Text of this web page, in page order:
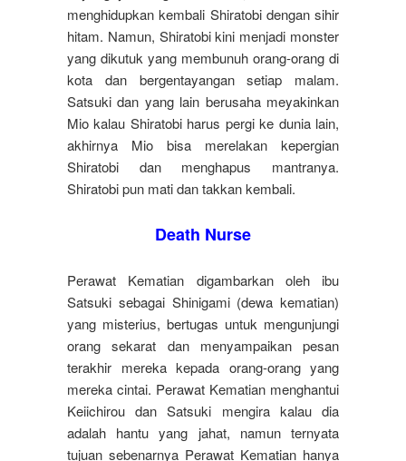
menghidupkan kembali Shiratobi dengan sihir
hitam. Namun, Shiratobi kini menjadi monster
yang dikutuk yang membunuh orang-orang di
kota dan bergentayangan setiap malam.
Satsuki dan yang lain berusaha meyakinkan
Mio kalau Shiratobi harus pergi ke dunia lain,
akhirnya Mio bisa merelakan kepergian
Shiratobi dan menghapus mantranya.
Shiratobi pun mati dan takkan kembali.
Death Nurse
Perawat Kematian digambarkan oleh ibu
Satsuki sebagai Shinigami (dewa kematian)
yang misterius, bertugas untuk mengunjungi
orang sekarat dan menyampaikan pesan
terakhir mereka kepada orang-orang yang
mereka cintai. Perawat Kematian menghantui
Keiichirou dan Satsuki mengira kalau dia
adalah hantu yang jahat, namun ternyata
tujuan sebenarnya Perawat Kematian hanya